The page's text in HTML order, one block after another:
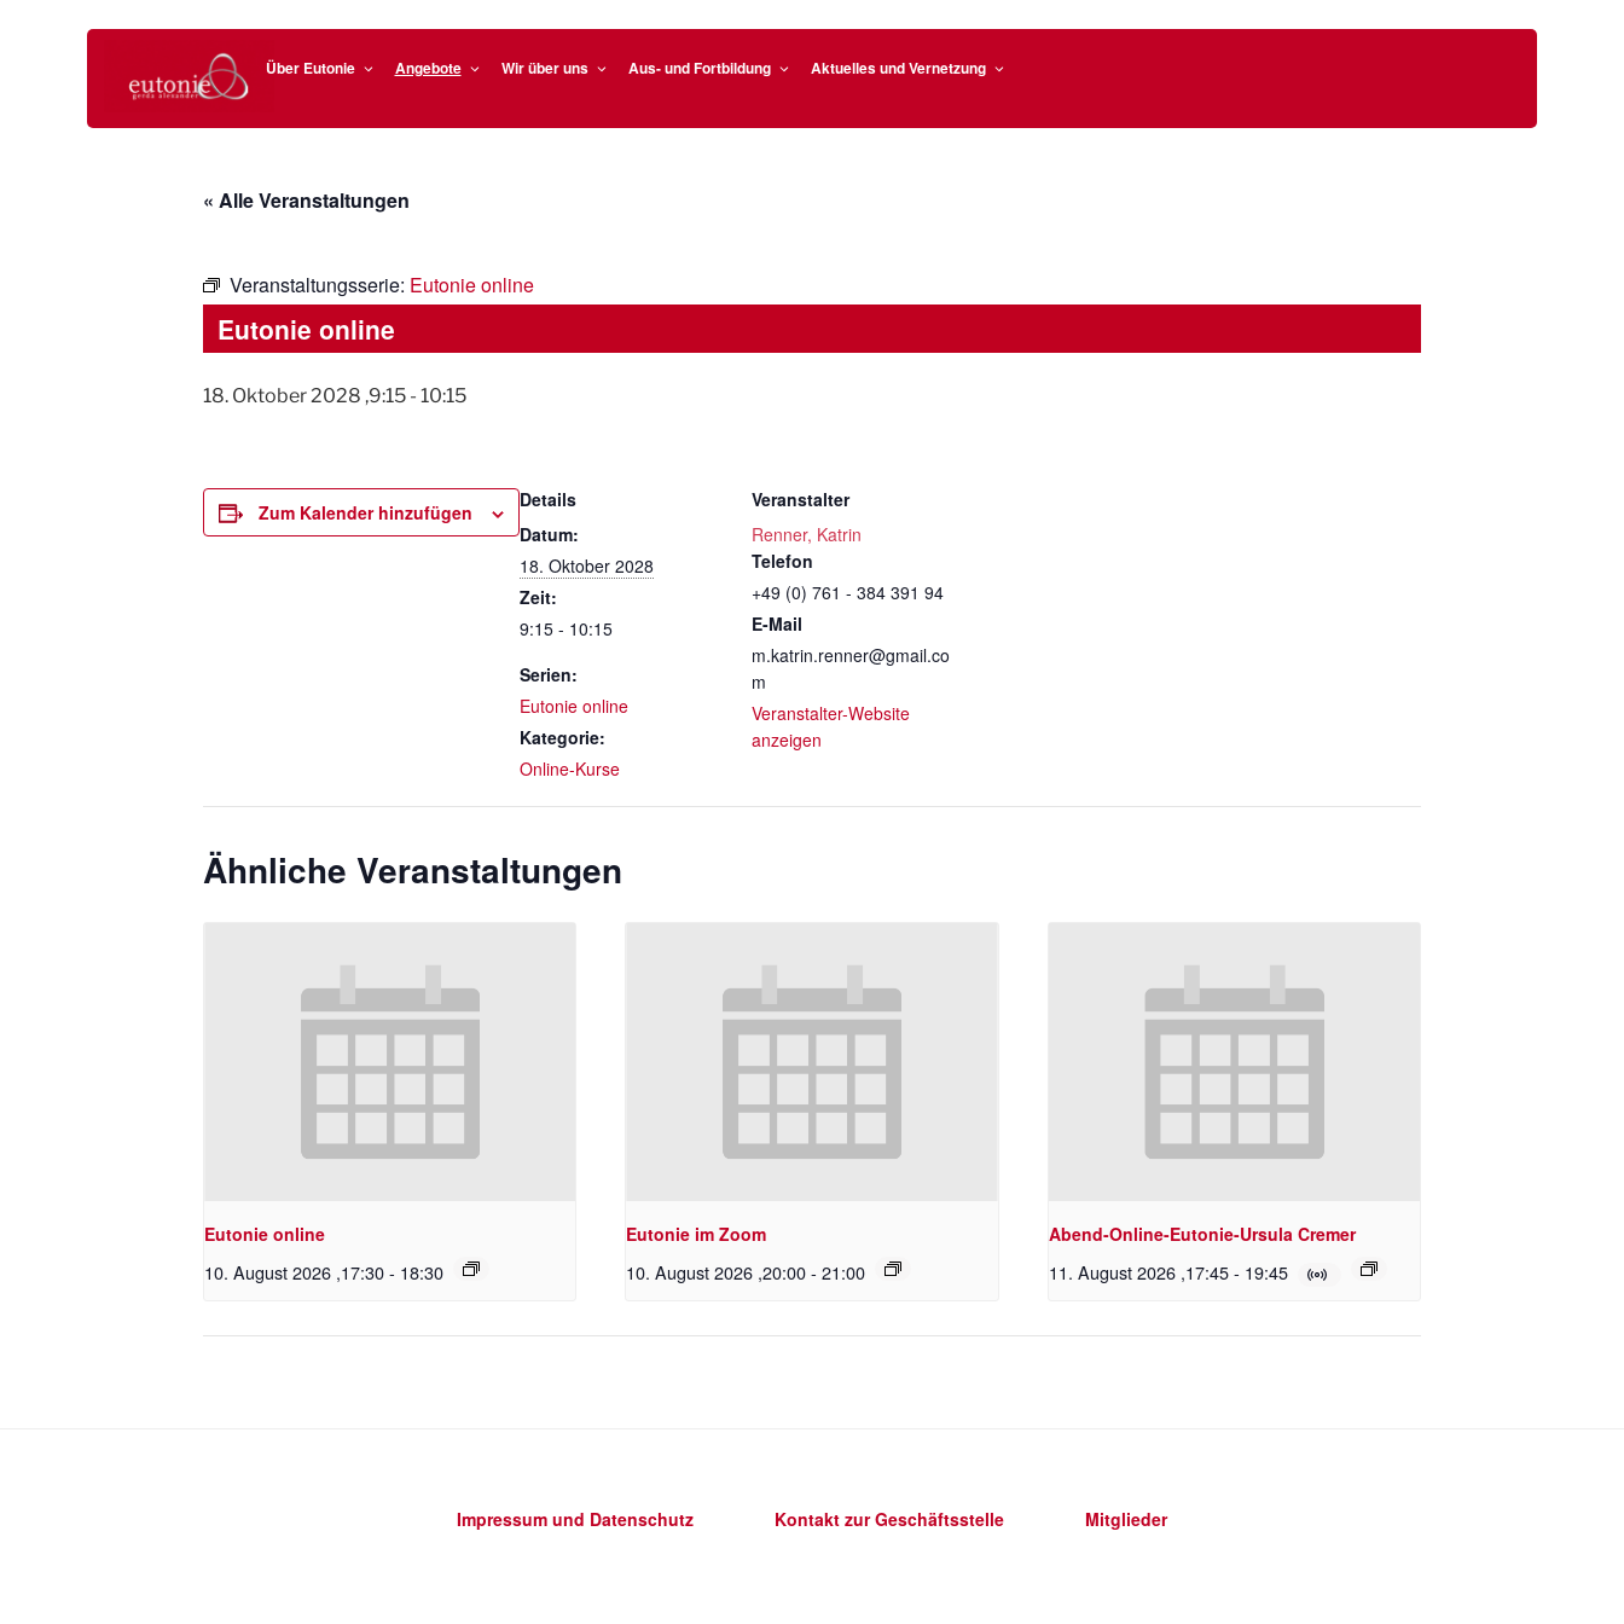
EUTONIE.DE
Über Eutonie Angebote Wir über uns Aus- und Fortbildung Aktuelles und Vernetzung
« Alle Veranstaltungen
Veranstaltungsserie: Eutonie online
Eutonie online
18. Oktober 2028 ,9:15 - 10:15
Zum Kalender hinzufügen
Details
Datum:
18. Oktober 2028
Zeit:
9:15 - 10:15
Serien:
Eutonie online
Kategorie:
Online-Kurse
Veranstalter
Renner, Katrin
Telefon
+49 (0) 761 - 384 391 94
E-Mail
m.katrin.renner@gmail.co
m
Veranstalter-Website
anzeigen
Ähnliche Veranstaltungen
Eutonie online
10. August 2026 ,17:30- 18:30
Eutonie im Zoom
10. August 2026 ,20:00 - 21:00
Abend-Online-Eutonie-Ursula Cremer
11. August 2026 ,17:45- 19:45
Impressum und Datenschutz Kontakt zur Geschäftsstelle Mitglieder